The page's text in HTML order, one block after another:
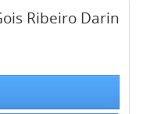
Ribeiro Darin